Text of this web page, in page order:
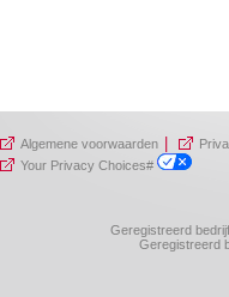
Algemene voorwaarden
Your Privacy Choices#
Geregistreerd
Geregistreerd